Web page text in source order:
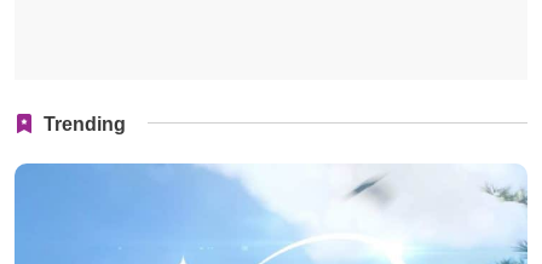
Trending